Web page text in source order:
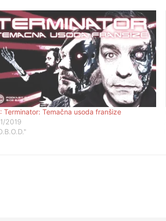
Terminator: Temačna usoda franšize
2019